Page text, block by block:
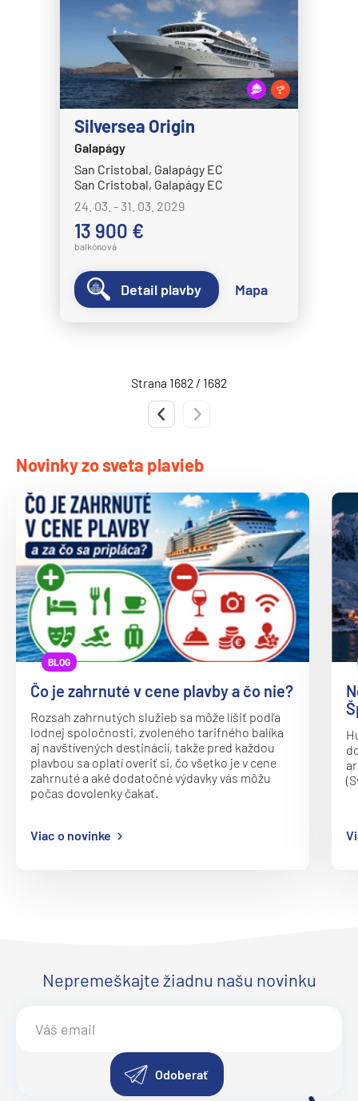
MSC Euribia
MSC Fantasia
MSC Grandiosa
MSC Lirica
MSC Magnifica
MSC Meraviglia
MSC Musica
MSC Opera
MSC Orchestra
MSC Poesia
MSC Preziosa
MSC Seaside
MSC Seaview
MSC Splendida
MSC World America
MSC World Asia
MSC World Atlantic
MSC World Europa
Norwegian Cruise Line
Norwegian Aqua
Norwegian Aura
Norwegian Breakaway
Norwegian Dawn
Norwegian Encore
Norwegian Escape
Norwegian Joy
Norwegian Pearl
Norwegian Prima
Norwegian Sky
Silversea Origin
Galapágy
San Cristobal, Galapágy EC
San Cristobal, Galapágy EC
24. 03. - 31. 03. 2029
13 900 €
balkónová
Detail plavby Mapa
Strana 1682 / 1682
Predchádzajúca strana
Novinky zo sveta plavieb
BLOG
Čo je zahrnuté v cene plavby a čo nie?
Rozsah zahrnutých služieb sa môže líšiť podľa
lodnej spoločnosti, zvoleného tarifného balíka
aj navštívených destinácií, takže pred každou
plavbou sa oplatí overiť si, čo všetko je v cene
zahrnuté a aké dodatočné výdavky vás môžu
počas dovolenky čakať.
Viac o novinke
Nepremeškajte žiadnu našu novinku
Odoberať